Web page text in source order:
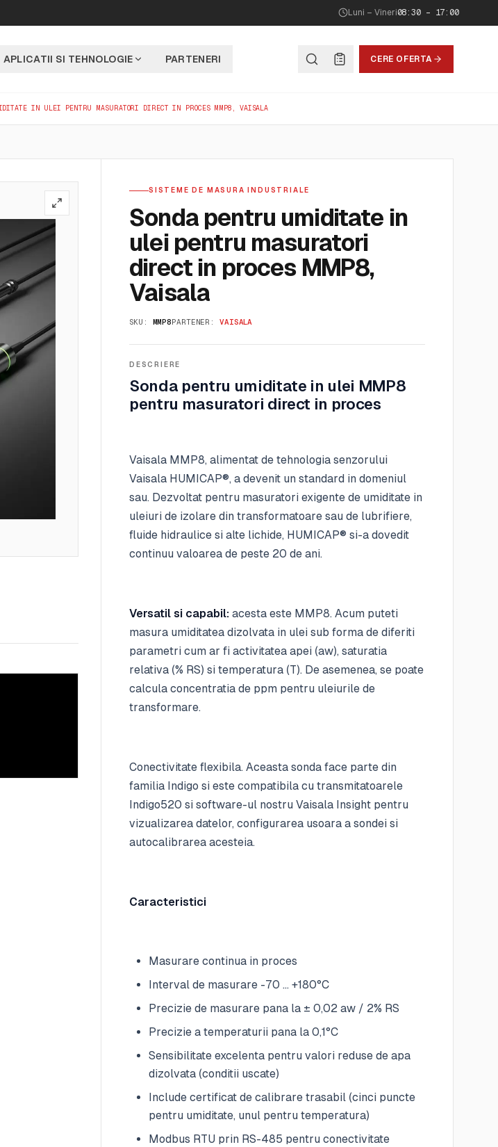
Luni – Vineri08:30 – 17:00
APLICATII SI TEHNOLOGIE PARTENERI CERE OFERTA
IN ULEI PENTRU MASURATORI DIRECT IN PROCES MMP8, VAISALA
SISTEME DE MASURA INDUSTRIALE
Sonda pentru umiditate in
ulei pentru masuratori
direct in proces MMP8,
Vaisala
SKU: MMP8PARTENER: VAISALA
DESCRIERE
Sonda pentru umiditate in ulei MMP8
pentru masuratori direct in proces
Vaisala MMP8, alimentat de tehnologia senzorului
Vaisala HUMICAP®, a devenit un standard in domeniul
sau. Dezvoltat pentru masuratori exigente de umiditate in
uleiuri de izolare din transformatoare sau de lubrifiere,
fluide hidraulice si alte lichide, HUMICAP® si-a dovedit
continuu valoarea de peste 20 de ani.
Versatil si capabil: acesta este MMP8. Acum puteti
masura umiditatea dizolvata in ulei sub forma de diferiti
parametri cum ar fi activitatea apei (aw), saturatia
relativa (% RS) si temperatura (T). De asemenea, se poate
calcula concentratia de ppm pentru uleiurile de
transformare.
Conectivitate flexibila. Aceasta sonda face parte din
familia Indigo si este compatibila cu transmitatoarele
Indigo520 si software-ul nostru Vaisala Insight pentru
vizualizarea datelor, configurarea usoara a sondei si
autocalibrarea acesteia.
Caracteristici
Masurare continua in proces
Interval de masurare -70 … +180°C
Precizie de masurare pana la ± 0,02 aw / 2% RS
Precizie a temperaturii pana la 0,1°C
Sensibilitate excelenta pentru valori reduse de apa
dizolvata (conditii uscate)
Include certificat de calibrare trasabil (cinci puncte
pentru umiditate, unul pentru temperatura)
Modbus RTU prin RS-485 pentru conectivitate